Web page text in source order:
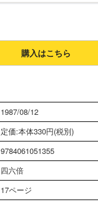
購入はこちら
1987/08/12
定価:本体330円(税別)
9784061051355
四六倍
17ページ